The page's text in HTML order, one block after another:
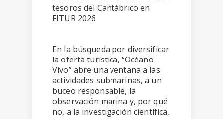
En la búsqueda por diversificar
la oferta turística, “Océano
Vivo” abre una ventana a las
actividades submarinas, a un
buceo responsable, la
observación marina y, por qué
no, a la investigación científica,